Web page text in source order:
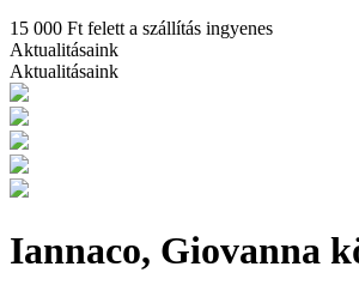
15 000 Ft felett a szállítás ingyenes
Aktualitásaink
Aktualitásaink
Iannaco, Giovanna